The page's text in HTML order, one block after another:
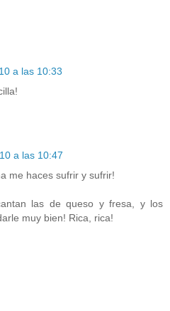
a las 10:33
a las 10:47
me haces sufrir y sufrir!
las de queso y fresa, y los
muy bien! Rica, rica!